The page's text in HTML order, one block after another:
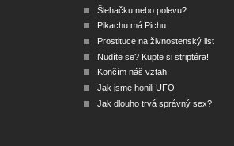
Šlehačku nebo polevu?
Pikachu má Pichu
Prostituce na živnostenský list
Nudíte se? Kupte si striptéra!
Končím náš vztah!
Jak jsme honili UFO
Jak dlouho trvá správný sex?